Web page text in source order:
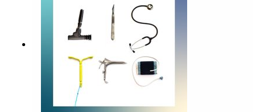
Høines og Morten Munkvik). Podcasten er ingen
fasit for hvordan læringsmålene skal tolkes, men
skal bidra til refleksjon rundt læringsmålene i
allmennmedisin.